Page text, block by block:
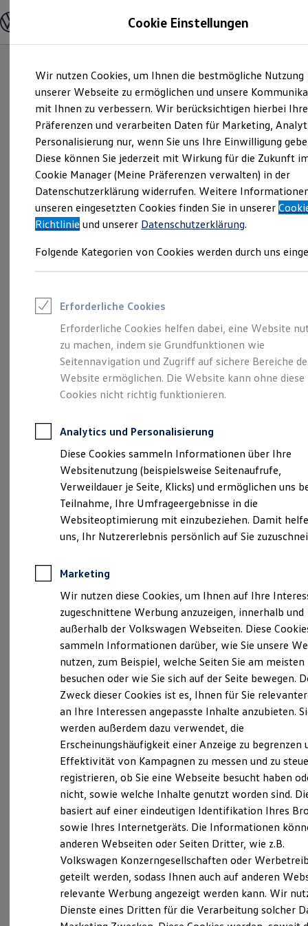
Hauptinhalt
springen
Footer
springen
Modelle und Konfigurator
Modelle vergleichen
Elektroautos
ENERGY Sondermodelle
Nutzfahrzeuge
SUV und CUV
Familienautos
Kombis
Kompaktwagen
Sportwagen
Schnell verfügbare Fahrzeuge
Angebote und Produkte
Aktuelle Angebote
E-Auto-Förderung
Volkswagen Marktplatz
Junge Gebrauchtwagen und Gebrauchtwagen
Saisonangebote
Leasing
Leasing-Angebote
Gebrauchtwagen Leasing
Junge Gebrauchtwagen-Leasing
Elektroauto Leasing
Kleinwagen-Leasing
Leasing ohne Anzahlung
Autokredit mit Schlussrate
Versicherungen und Garantien
Kfz-Versicherung
Restschuldversicherungen
Garantien
Wartungsverträge
Geschäftskunden
Professional Class bei Volkswagen
Großkunden
Behörden
Anpfiff zum Gewinn
Elektroautos
ID. Tutorials
Elektrofahrzeugkonzepte
Reichweite
Reichweite der ID. Modelle
Reichweite im Winter
Laden
Laden unterwegs
Laden Zuhause
Ladezeitensimulator
Batterie
Sicherheit
Garantie und Lebensdauer
Nachhaltigkeit
Technologie
Kosten und Kauf
Verbrauchskosten
Kaufoptionen
E-Auto-Förderung
Software und Konnektivität
Die ID. Software 6
ID. Software Versionen und Updates
Digitale Extras
Schnittstellen zu Ihrem ID.
Eine Spur Extra. Der
neue vollelektrische
ID. Polo
Cookie Einstellungen
Wir nutzen Cookies, um Ihnen die bestmögliche Nutzung
unserer Webseite zu ermöglichen und unsere
mit Ihnen zu verbessern. Wir berücksichtigen hierbei Ihre
Präferenzen und verarbeiten Daten für Marketing,
Personalisierung nur, wenn Sie uns Ihre Einwilligung
Diese können Sie jederzeit mit Wirkung für die Zukunft
Cookie Manager (Meine Präferenzen verwalten) in der
Datenschutzerklärung widerrufen. Weitere
unseren eingesetzten Cookies finden Sie in unserer
Richtlinie und unserer Datenschutzerklärung.
Folgende Kategorien von Cookies werden durch uns
Erforderliche Cookies
Erforderliche Cookies helfen dabei, eine Website
zu machen, indem sie Grundfunktionen wie
Seitennavigation und Zugriff auf sichere Bereiche
Website ermöglichen. Die Website kann ohne diese
Cookies nicht richtig funktionieren.
Analytics und Personalisierung
Diese Cookies sammeln Informationen über Ihre
Websitenutzung (beispielsweise Seitenaufrufe,
Verweildauer je Seite, Klicks) und ermöglichen uns
Teilnahme, Ihre Umfrageergebnisse in die
Websiteoptimierung mit einzubeziehen. Damit
uns, Ihr Nutzererlebnis persönlich auf Sie
Marketing
Wir nutzen diese Cookies, um Ihnen auf Ihre
zugeschnittene Werbung anzuzeigen, innerhalb und
außerhalb der Volkswagen Webseiten. Diese
sammeln Informationen darüber, wie Sie unsere
nutzen, zum Beispiel, welche Seiten Sie am meisten
besuchen oder wie Sie sich auf der Seite bewegen.
Zweck dieser Cookies ist es, Ihnen für Sie
an Ihre Interessen angepasste Inhalte anzubieten.
werden außerdem dazu verwendet, die
Erscheinungshäufigkeit einer Anzeige zu begrenzen
Effektivität von Kampagnen zu messen und zu
registrieren, ob Sie eine Webseite besucht haben
nicht, sowie welche Inhalte genutzt worden sind.
basiert auf einer eindeutigen Identifikation Ihres
sowie Ihres Internetgeräts. Die Informationen
anderen Webseiten oder Seiten Dritter, wie z.B.
Volkswagen Konzerngesellschaften oder
geteilt werden, sodass Ihnen auch auf anderen
relevante Werbung angezeigt werden kann. Wir
Dienste eines Dritten für die Verarbeitung solcher